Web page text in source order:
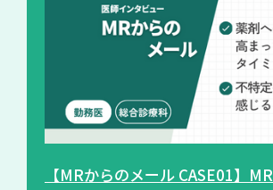
【MRからのメール CASE01】